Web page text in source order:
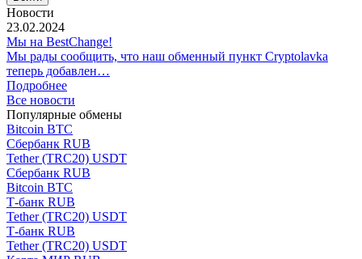
Новости
23.02.2024
Мы на BestChange!
Мы рады сообщить, что наш обменный пункт Cryptolavka
теперь добавлен…
Подробнее
Все новости
Популярные обмены
Bitcoin BTC
Сбербанк RUB
Tether (TRC20) USDT
Сбербанк RUB
Bitcoin BTC
Т-банк RUB
Tether (TRC20) USDT
Т-банк RUB
Tether (TRC20) USDT